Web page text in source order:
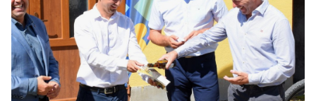
The village at the foot of Železník hides an
incredible wealth in the form of natural beauty,
historical and technical monuments.
Find more